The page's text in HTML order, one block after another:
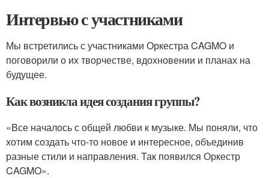
Интервью с участниками
Мы встретились с участниками Оркестра CAGMO и
поговорили о их творчестве, вдохновении и планах на
будущее.
Как возникла идея создания группы?
«Все началось с общей любви к музыке. Мы поняли, что
хотим создать что-то новое и интересное, объединив
разные стили и направления. Так появился Оркестр
CAGMO».